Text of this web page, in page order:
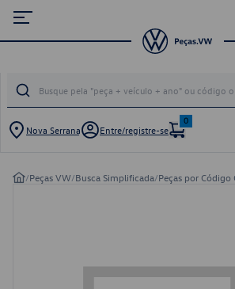
Nova Serrana Entre/registre-se
0
/Peças VW/Busca Simplificada/Peças por Código